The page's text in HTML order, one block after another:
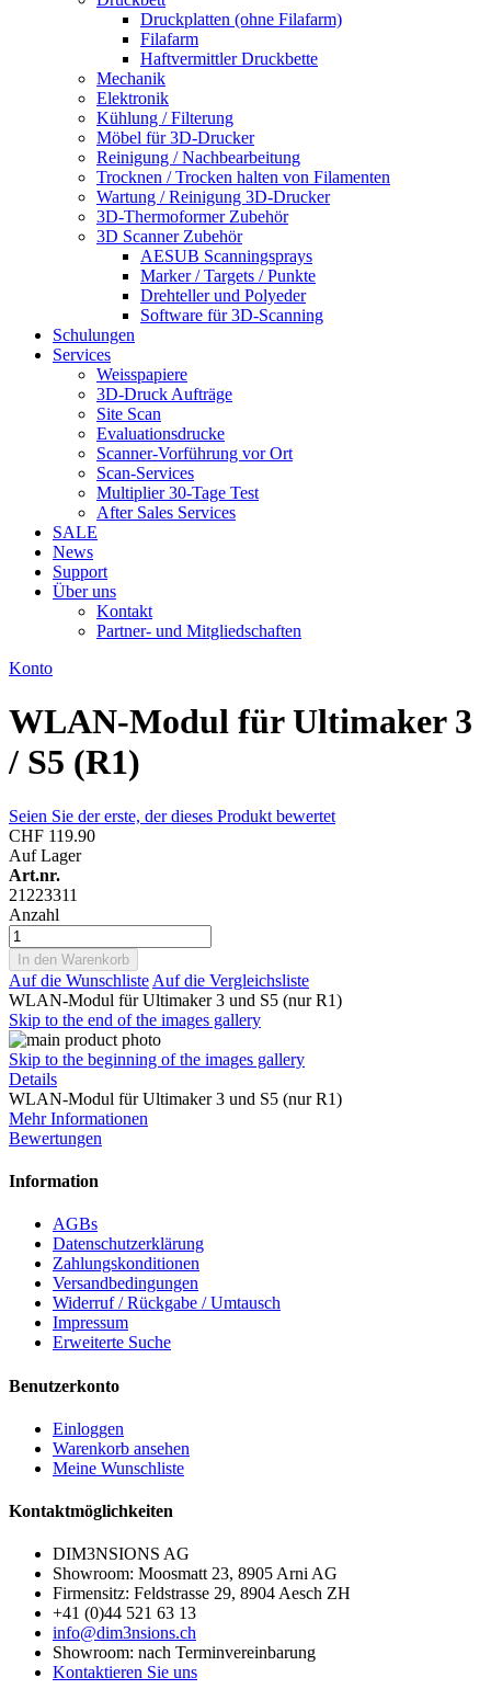
Druckplatten (ohne Filafarm)
Filafarm
Haftvermittler Druckbette
Mechanik
Elektronik
Kühlung / Filterung
Möbel für 3D-Drucker
Reinigung / Nachbearbeitung
Trocknen / Trocken halten von Filamenten
Wartung / Reinigung 3D-Drucker
3D-Thermoformer Zubehör
3D Scanner Zubehör
AESUB Scanningsprays
Marker / Targets / Punkte
Drehteller und Polyeder
Software für 3D-Scanning
Schulungen
Services
Weisspapiere
3D-Druck Aufträge
Site Scan
Evaluationsdrucke
Scanner-Vorführung vor Ort
Scan-Services
Multiplier 30-Tage Test
After Sales Services
SALE
News
Support
Über uns
Kontakt
Partner- und Mitgliedschaften
Konto
WLAN-Modul für Ultimaker 3
/ S5 (R1)
Seien Sie der erste, der dieses Produkt bewertet
CHF 119.90
Auf Lager
Art.nr.
21223311
Anzahl
In den Warenkorb
Auf die Wunschliste Auf die Vergleichsliste
WLAN-Modul für Ultimaker 3 und S5 (nur R1)
Skip to the end of the images gallery
Skip to the beginning of the images gallery
Details
WLAN-Modul für Ultimaker 3 und S5 (nur R1)
Mehr Informationen
Bewertungen
Information
AGBs
Datenschutzerklärung
Zahlungskonditionen
Versandbedingungen
Widerruf / Rückgabe / Umtausch
Impressum
Erweiterte Suche
Benutzerkonto
Einloggen
Warenkorb ansehen
Meine Wunschliste
Kontaktmöglichkeiten
DIM3NSIONS AG
Showroom: Moosmatt 23, 8905 Arni AG
Firmensitz: Feldstrasse 29, 8904 Aesch ZH
+41 (0)44 521 63 13
info@dim3nsions.ch
Showroom: nach Terminvereinbarung
Kontaktieren Sie uns